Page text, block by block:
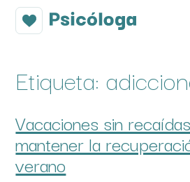
Etiqueta:
Vacaciones sin
mantener la
verano